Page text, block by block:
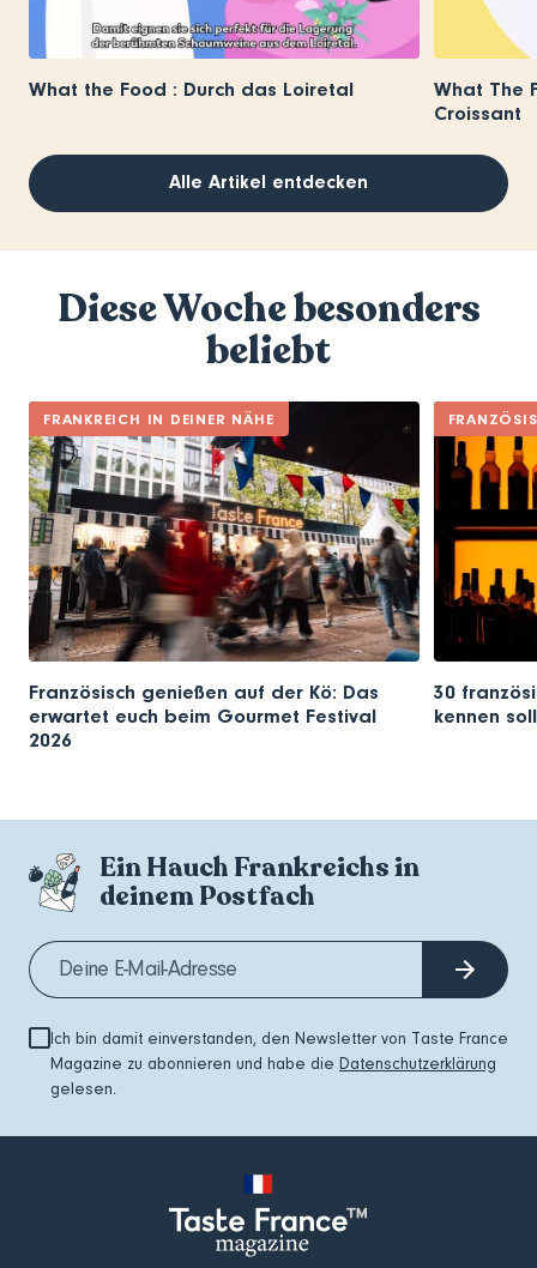
What the Food : Durch das Loiretal
What The
Croissant
Alle Artikel entdecken
Diese Woche besonders
beliebt
FRANKREICH IN DEINER NÄHE
Französisch genießen auf der Kö: Das
erwartet euch beim Gourmet Festival
2026
30
kennen
Ein Hauch Frankreichs in
deinem Postfach
Ich bin damit einverstanden, den Newsletter von Taste France
Magazine zu abonnieren und habe die Datenschutzerklärung
gelesen.